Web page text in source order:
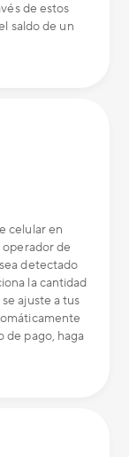
de estos
saldo de un
celular en
operador de
detectado
la cantidad
ajuste a tus
de pago, haga